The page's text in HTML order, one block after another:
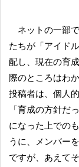
ネットの一部では、メンバーを愛するあまりか、メンバー
たちが「アイド
配し、現在の育
際のところはわ
投稿者は、個人
「育成の方針だ
になった上での
うに、メンバー
ですが、あえて